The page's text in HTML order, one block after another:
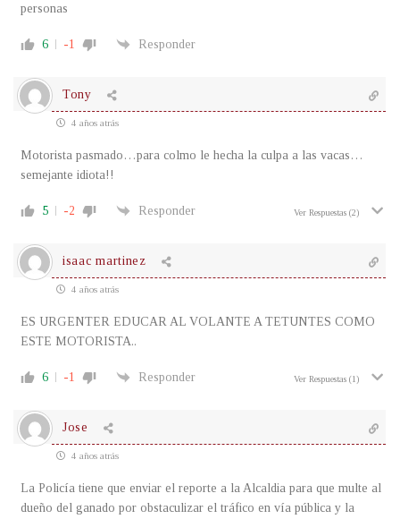
personas
6 -1 Responder
Tony
4 años atrás
Motorista pasmado…para colmo le hecha la culpa a las vacas…
semejante idiota!!
5 -2 Responder Ver Respuestas (2)
isaac martinez
4 años atrás
ES URGENTER EDUCAR AL VOLANTE A TETUNTES COMO
ESTE MOTORISTA..
6 -1 Responder Ver Respuestas (1)
Jose
4 años atrás
La Policía tiene que enviar el reporte a la Alcaldia para que multe al
dueño del ganado por obstaculizar el tráfico en vía pública y la